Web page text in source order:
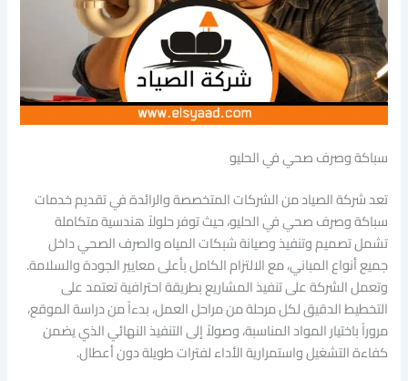
سباكة وصرف صحي في الحليو
تعد شركة الصياد من الشركات المتخصصة والرائدة في تقديم خدمات
سباكة وصرف صحي في الحليو، حيث توفر حلولاً هندسية متكاملة
تشمل تصميم وتنفيذ وصيانة شبكات المياه والصرف الصحي داخل
جميع أنواع المباني، مع الالتزام الكامل بأعلى معايير الجودة والسلامة.
وتعمل الشركة على تنفيذ المشاريع بطريقة احترافية تعتمد على
التخطيط الدقيق لكل مرحلة من مراحل العمل، بدءاً من دراسة الموقع،
مروراً باختيار المواد المناسبة، وصولاً إلى التنفيذ النهائي الذي يضمن
كفاءة التشغيل واستمرارية الأداء لفترات طويلة دون أعطال.